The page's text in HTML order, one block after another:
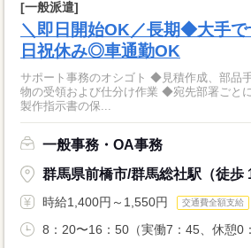
[一般派遣]
＼即日開始OK／長期◆大手で
日祝休み◎車通勤OK
サポート事務のオシゴト ◆見積作成、部品手配 ◆社内に届いた郵便
物の受領および仕分け作業 ◆宛先部署ごと
製作指示書の保...
一般事務・OA事務
群馬県前橋市/群馬総社駅（徒歩
時給1,400円～1,550円 交通費全額支給
8：20〜16：50（実働7：45、休憩